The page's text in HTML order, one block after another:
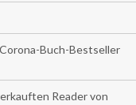
Buch-Bestseller
Reader von